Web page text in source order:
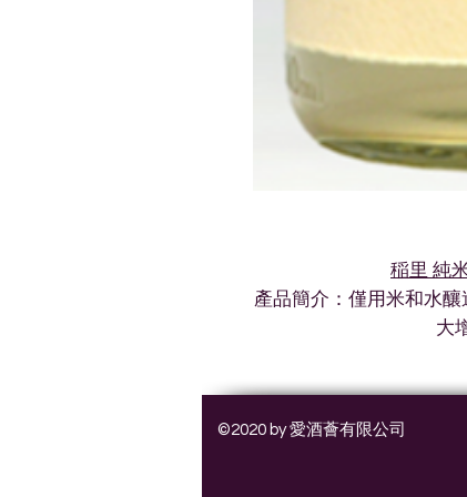
稲里 純
產品簡介：僅用米和水
大
©2020 by 愛酒薈有限公司